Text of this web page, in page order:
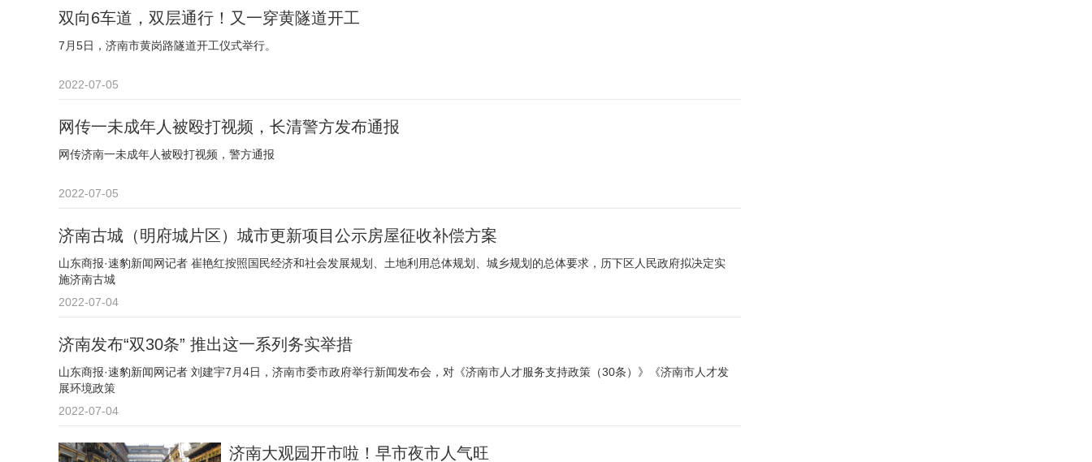
双向6车道，双层通行！又一穿黄隧道开工
7月5日，济南市黄岗路隧道开工仪式举行。
2022-07-05
网传一未成年人被殴打视频，长清警方发布通报
网传济南一未成年人被殴打视频，警方通报
2022-07-05
济南古城（明府城片区）城市更新项目公示房屋征收补偿方案
山东商报·速豹新闻网记者 崔艳红按照国民经济和社会发展规划、土地利用总体规划、城乡规划的总体要求，历下区人民政府拟决定实
施济南古城
2022-07-04
济南发布“双30条” 推出这一系列务实举措
山东商报·速豹新闻网记者 刘建宇7月4日，济南市委市政府举行新闻发布会，对《济南市人才服务支持政策（30条）》《济南市人才发
展环境政策
2022-07-04
济南大观园开市啦！早市夜市人气旺